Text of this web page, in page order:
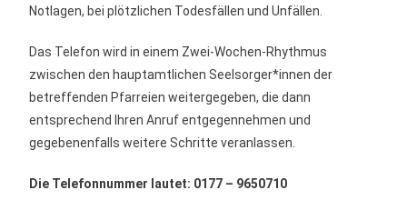
Notlagen, bei plötzlichen Todesfällen und Unfällen.
Das Telefon wird in einem Zwei-Wochen-Rhythmus
zwischen den hauptamtlichen Seelsorger*innen der
betreffenden Pfarreien weitergegeben, die dann
entsprechend Ihren Anruf entgegennehmen und
gegebenenfalls weitere Schritte veranlassen.
Die Telefonnummer lautet: 0177 – 9650710